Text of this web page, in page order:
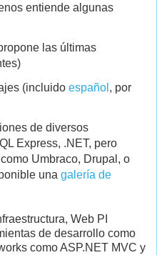
entiende algunas
las últimas
(incluido español , por
de diversos
Express, .NET, pero
Umbraco, Drupal, o
una galería de
Web PI
de desarrollo como
como ASP.NET MVC y